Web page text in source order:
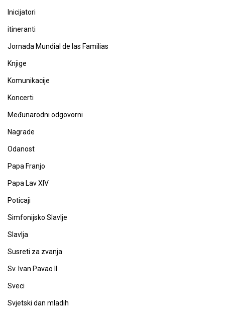
Inicijatori
itineranti
Jornada Mundial de las Familias
Knjige
Komunikacije
Koncerti
Međunarodni odgovorni
Nagrade
Odanost
Papa Franjo
Papa Lav XIV
Poticaji
Simfonijsko Slavlje
Slavlja
Susreti za zvanja
Sv. Ivan Pavao II
Sveci
Svjetski dan mladih